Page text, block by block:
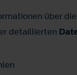
über
detaillierten